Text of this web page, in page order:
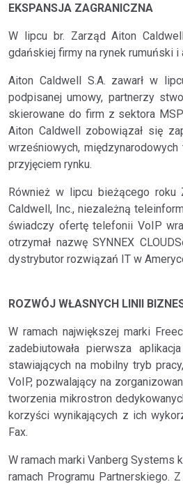
EKSPANSJA ZAGRANICZNA
W lipcu br. Zarząd Aiton
gdańskiej firmy na rynek rumuński i
Aiton Caldwell S.A. zawarł w
podpisanej umowy, partnerzy
skierowane do firm z sektora
Aiton Caldwell zobowiązał się
wrześniowych,
przyjęciem rynku.
Również w lipcu bieżącego roku
Caldwell, Inc., niezależną
świadczy ofertę telefonii VoIP
otrzymał nazwę SYNNEX
dystrybutor rozwiązań IT w
ROZWÓJ WŁASNYCH LINII
W ramach największej marki
zadebiutowała pierwsza
stawiających na mobilny tryb
VoIP, pozwalający na
tworzenia mikrostron
korzyści wynikających z ich
Fax.
W ramach marki Vanberg
ramach Programu Partnerskiego.